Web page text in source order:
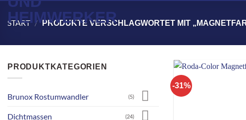
START / PRODUKTE VERSCHLAGWORTET MIT
PRODUKTKATEGORIEN
Brunox Rostumwandler (5)
Dichtmassen (24)
-31%